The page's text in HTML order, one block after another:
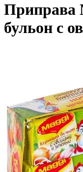
Приправа
бульон с